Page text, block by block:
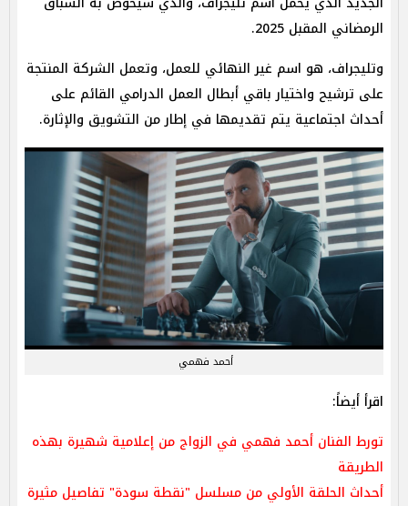
الرمضاني المقبل 2025.
وتليجراف، هو اسم غير النهائي للعمل، وتعمل الشركة المنتجة
على ترشيح واختيار باقي أبطال العمل الدرامي القائم على
أحداث اجتماعية يتم تقديمها في إطار من التشويق والإثارة.
أحمد فهمي
اقرأ أيضاً:
تورط الفنان أحمد فهمي في الزواج من إعلامية شهيرة بهذه
الطريقة
أحداث الحلقة الأولي من مسلسل "نقطة سودة" تفاصيل مثيرة